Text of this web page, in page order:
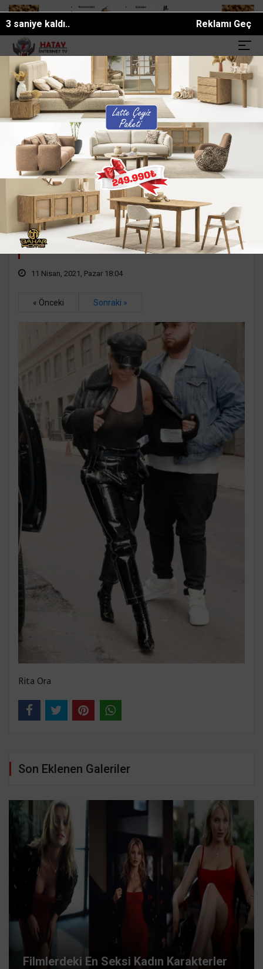
Reklamı Geç
0 saniye kaldı..
SON DAKİKA:
YARALANDI Gazeteci Duygu Öksüz Canova son yolculuğuna
Turistik Yerler Ünlüler Enler Hatay
Sütyen takmayı sevmeyen ünlüler
Bazı ünlüler sütyen konusunda çok net!
Ne yaparlarsa yapsınlar, ne giyerlerse
giysinler sütyen takmamayı bir kural gibi
görüyorlar.
11 Nisan, 2021, Pazar 18:04
« Önceki Sonraki »
Rita Ora
Son Eklenen Galeriler
Filmlerdeki En Seksi Kadın Karakterler